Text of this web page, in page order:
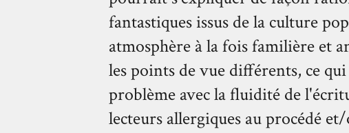
fantastiques issus de la culture
atmosphère à la fois familière et
les points de vue différents, ce
problème avec la fluidité de
lecteurs allergiques au procédé